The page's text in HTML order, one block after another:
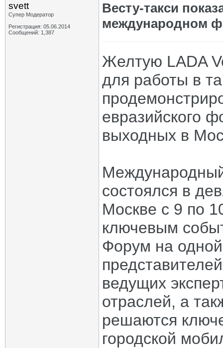
svett
Супер Модератор
Регистрация: 05.06.2014
Сообщений: 1,387
Весту-такси
международном
Желтую LADA
для работы в
евразийского
выходных в
состоялся в
Москве с 9 по
ключевым
Форум на
ведущих
отраслей, а
решаются
городской